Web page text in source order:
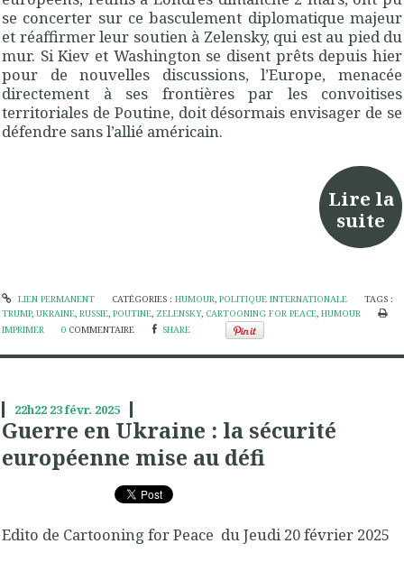
se concerter sur ce basculement diplomatique majeur
et réaffirmer leur soutien à Zelensky, qui est au pied du
mur. Si Kiev et Washington se disent prêts depuis hier
pour de nouvelles discussions, l’Europe, menacée
directement à ses frontières par les convoitises
territoriales de Poutine, doit désormais envisager de se
défendre sans l’allié américain.
Lire la
suite
LIEN PERMANENT CATÉGORIES : HUMOUR POLITIQUE INTERNATIONALE
TAGS :
TRUMP, UKRAINE RUSSIE POUTINE ZELENSKY, CARTOONING FOR PEACE HUMOUR
IMPRIMER
0 COMMENTAIRE SHARE
22h22 23févr. 2025
Guerre en Ukraine : la sécurité
européenne mise au défi
Edito de Cartooning for Peace du Jeudi 20 février 2025